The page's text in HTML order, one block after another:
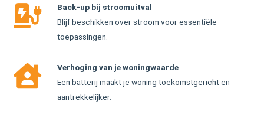
Back-up bij stroomuitval
Blijf beschikken over stroom voor essentiële
toepassingen.
Verhoging van je woningwaarde
Een batterij maakt je woning toekomstgericht en
aantrekkelijker.